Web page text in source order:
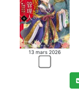
13 mars 2026